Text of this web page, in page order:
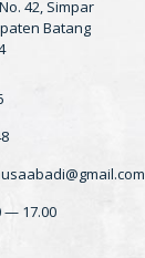
42, Simpar
Batang
— 17.00